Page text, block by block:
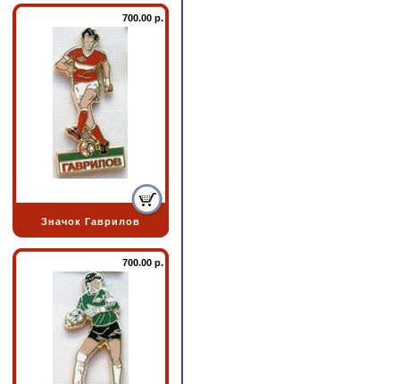
700.00 р.
Значок Гаврилов
700.00 р.